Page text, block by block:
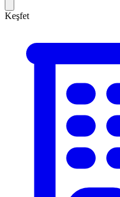
Keşfet